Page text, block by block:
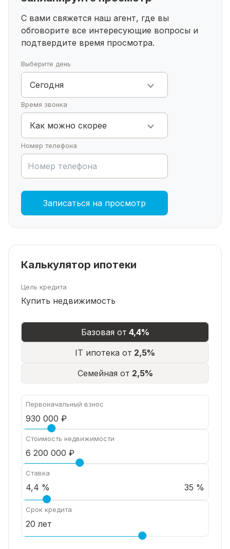
при встрече)Ждем ваших звонков! Купить дом в
живописном месте – это шаг к спокойной и
комфортной жизни. Свяжитесь с нами прямо
С вами свяжется наш агент, где вы
обговорите все интересующие вопросы и
подтвердите время просмотра.
Выберите день
Сегодня
Время звонка
Как можно скорее
Номер телефона
Записаться на просмотр
Калькулятор ипотеки
Цель кредита
Купить недвижимость
Базовая от 4,4%
IT ипотека от 2,5%
Семейная от 2,5%
Первоначальный взнос
Стоимость недвижимости
Ставка
35 %
Срок кредита